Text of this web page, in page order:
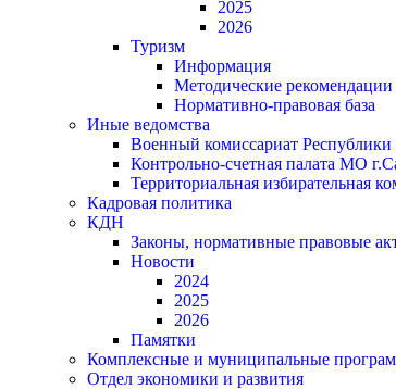
2025
2026
Туризм
Информация
Методические
Нормативно-правовая база
Иные ведомства
Военный комиссариат
Контрольно-счетная палата МО
Территориальная избирательная
Кадровая политика
КДН
Законы, нормативные правовые
Новости
2024
2025
2026
Памятки
Комплексные и муниципальные
Отдел экономики и развития